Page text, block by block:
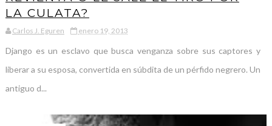
LA CULATA?
Carlos J. Eguren enero 19, 2013
Django es un esclavo que busca venganza sobre sus captores y
liberar a su esposa, convertida en súbdita de un pérfido negrero. Un
antiguo d...